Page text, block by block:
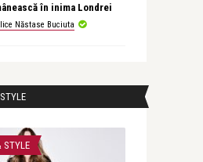
în inima Londrei
Năstase Buciuta
STYLE